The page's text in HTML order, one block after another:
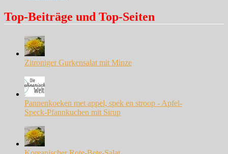
Top-Beiträge und Top-Seiten
Zitroniger Gurkensalat mit Minze
Pannenkoeken met appel, spek en stroop - Apfel-
Speck-Pfannkuchen mit Sirup